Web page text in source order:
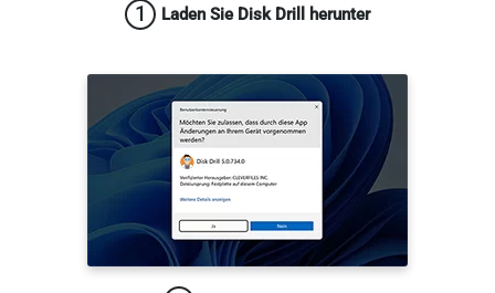
1 Laden Sie Disk Drill herunter